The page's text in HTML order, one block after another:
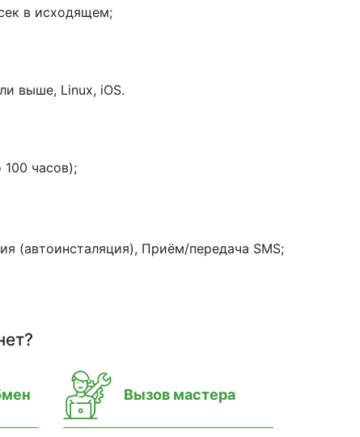
в исходящем;
выше, Linux, iOS.
часов);
(автоинсталяция), Приём/передача SMS;
Вызов мастера